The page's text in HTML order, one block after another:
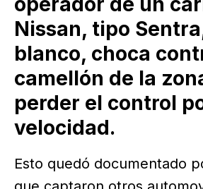
Nissan, tipo
blanco, choca
camellón de la
perder el control
velocidad.
Esto quedó documentado